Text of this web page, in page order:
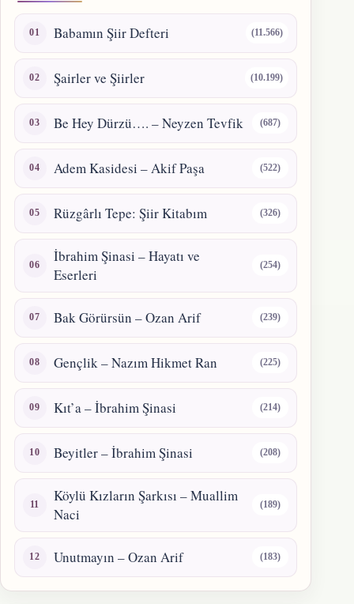
Babamın Şiir Defteri (11.566)
Şairler ve Şiirler (10.199)
Be Hey Dürzü…. – Neyzen Tevfik (687)
Adem Kasidesi – Akif Paşa (522)
Rüzgârlı Tepe: Şiir Kitabım (326)
İbrahim Şinasi – Hayatı ve
Eserleri
(254)
Bak Görürsün – Ozan Arif (239)
Gençlik – Nazım Hikmet Ran (225)
Kıt’a – İbrahim Şinasi (214)
Beyitler – İbrahim Şinasi (208)
Köylü Kızların Şarkısı – Muallim
Naci
(189)
Unutmayın – Ozan Arif (183)